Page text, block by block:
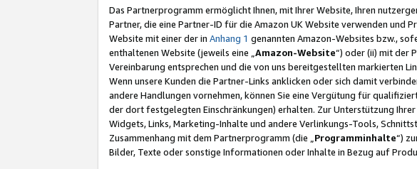
Das Partnerprogramm ermöglicht Ihnen, mit Ihrer Website, Ihren
Partner, die eine Partner-ID für die Amazon UK Website verwenden und
Website mit einer der in Anhang 1 genannten Amazon-Websites bzw.,
enthaltenen Website (jeweils eine „ Amazon-Website“) oder (ii) mit der
Vereinbarung entsprechen und die von uns bereitgestellten markierten
Wenn unsere Kunden die Partner-Links anklicken oder sich damit
andere Handlungen vornehmen, können Sie eine Vergütung für
der dort festgelegten Einschränkungen) erhalten. Zur Unterstützung
Widgets, Links, Marketing-Inhalte und andere Verlinkungs-Tools,
Zusammenhang mit dem Partnerprogramm (die „ Programminhalte“)
Bilder, Texte oder sonstige Informationen oder Inhalte in Bezug auf